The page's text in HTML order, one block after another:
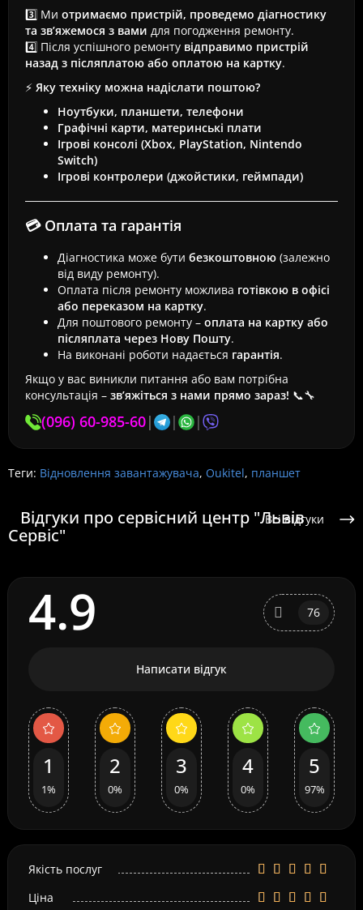
3️⃣ Ми отримаємо пристрій, проведемо діагностику
та зв’яжемося з вами для погодження ремонту.
4️⃣ Після успішного ремонту відправимо пристрій
назад з післяплатою або оплатою на картку.
⚡ Яку техніку можна надіслати поштою?
Ноутбуки, планшети, телефони
Графічні карти, материнські плати
Ігрові консолі (Xbox, PlayStation, Nintendo
Switch)
Ігрові контролери (джойстики, геймпади)
💳 Оплата та гарантія
Діагностика може бути безкоштовною (залежно
від виду ремонту).
Оплата після ремонту можлива готівкою в офісі
або переказом на картку.
Для поштового ремонту – оплата на картку або
післяплата через Нову Пошту.
На виконані роботи надається гарантія.
Якщо у вас виникли питання або вам потрібна
консультація – зв’яжіться з нами прямо зараз! 📞🔧
(096) 60-985-60| | |
Теги: Відновлення завантажувача, Oukitel, планшет
Відгуки про сервісний центр "Львів
Сервіс"
Всі відгуки
4.9 76
Написати відгук
1
1%
2
0%
3
0%
4
0%
5
97%
Якість послуг
Ціна